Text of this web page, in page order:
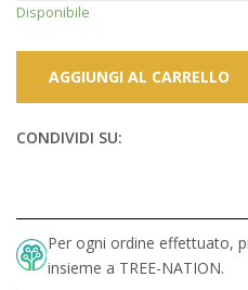
Disponibile
AGGIUNGI AL CARRELLO
CONDIVIDI SU:
Per ogni ordine effettuato,
insieme a TREE-NATION.